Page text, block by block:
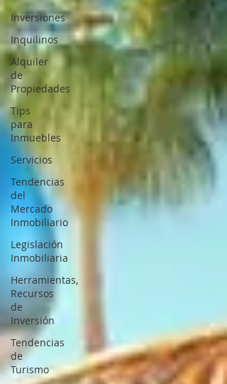
Inversiones
Inquilinos
Alquiler
de
Propiedades
Tips
para
Inmuebles
Servicios
Tendencias
del
Mercado
Inmobiliario
Legislación
Inmobiliaria
Herramientas,
Recursos
de
Inversión
Tendencias
de
Turismo